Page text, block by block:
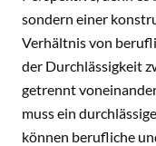
sondern einer
Verhältnis von
der Durchlässigkeit
getrennt
muss ein
können berufliche